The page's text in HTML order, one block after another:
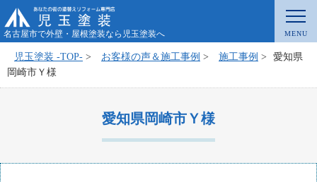
名古屋市で外壁・屋根塗装なら児玉塗装へ
児玉塗装 -TOP- > お客様の声＆施工事例 > 施工事例 >
愛知県
岡崎市Ｙ様
愛知県岡崎市Ｙ様